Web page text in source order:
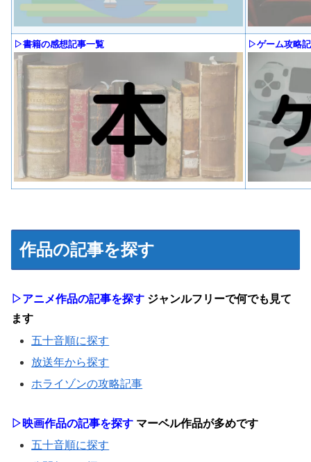
▷書籍の感想記事一覧 ▷ゲーム攻略
作品の記事を探す
▷アニメ作品の記事を探す ジャンルフリーで何でも見て
ます
五十音順に探す
放送年から探す
ホライゾンの攻略記事
▷映画作品の記事を探す マーベル作品が多めです
五十音順に探す